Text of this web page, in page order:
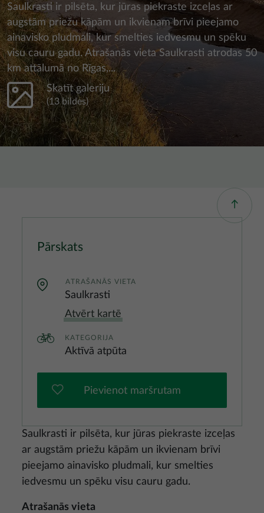
Saulkrasti ir pilsēta, kur jūras piekraste izceļas ar
augstām priežu kāpām un ikvienam brīvi pieejamo
ainavisko pludmali, kur smelties iedvesmu un spēku
visu cauru gadu. Atrašanās vieta Saulkrasti atrodas 50
km attālumā no Rīgas,...
Skatīt galeriju
(13 bildes)
Saulkrasti ir pilsēta, kur jūras piekraste izceļas
ar augstām priežu kāpām un ikvienam brīvi
pieejamo ainavisko pludmali, kur smelties
iedvesmu un spēku visu cauru gadu.
Atrašanās vieta
Pārskats
ATRAŠANĀS VIETA
Saulkrasti
Atvērt kartē
KATEGORIJA
Aktīvā atpūta
Pievienot maršrutam